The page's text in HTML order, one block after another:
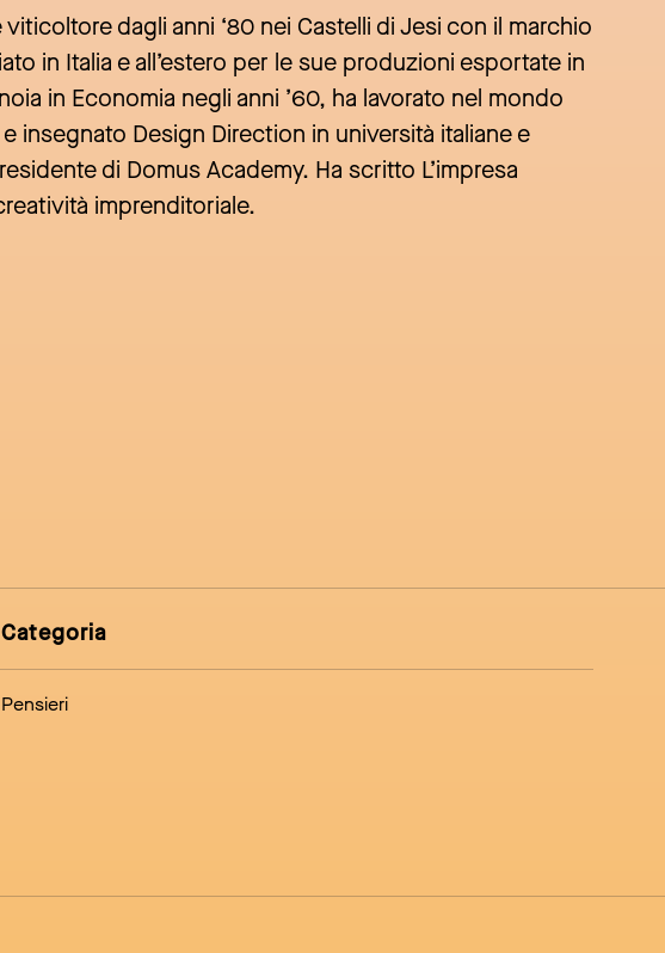
dagli anni ‘80 nei Castelli di Jesi con il marchio
in Italia e all’estero per le sue produzioni esportate in
in Economia negli anni ’60, ha lavorato nel mondo
insegnato Design Direction in università italiane e
di Domus Academy. Ha scritto L’impresa
imprenditoriale.
Categoria
Pensieri